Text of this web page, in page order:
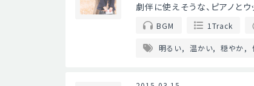
劇伴に使えそうな、ピアノと
BGM 1Track
明るい 温かい 穏やか